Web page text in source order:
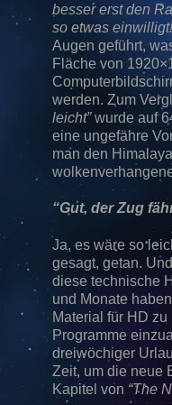
besser erst den
so etwas
Augen geführt,
Fläche von
werden. Zum
leicht”wurde auf
eine ungefähre
man den
“Gut, der Zug
Ja, es wäre so
gesagt, getan.
diese technische
und Monate
Material für HD
Programme
dreiwöchiger
Zeit, um die neue
Kapitel von “The